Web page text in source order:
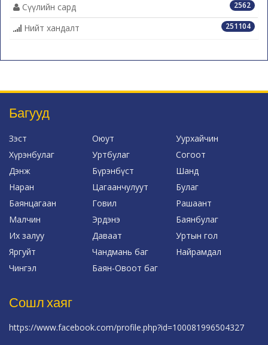
2562
Сүүлийн сард
251104
Нийт хандалт
Багууд
Зэст Оюут
Уурхайчин
Хүрэнбулаг
Уртбулаг
Согоот
Дэнж
Бүрэнбүст
Шанд
Наран
Цагаанчулуут
Булаг
Баянцагаан
Говил
Рашаант
Малчин
Эрдэнэ
Баянбулаг
Их залуу
Даваат
Уртын гол
Яргуйт
Чандмань баг
Найрамдал
Чингэл
Баян-Овоот баг
Сошл хаяг
https://www.facebook.com/profile.php?id=100081996504327